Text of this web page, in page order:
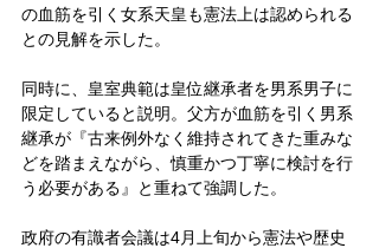
の血筋を引く女系天皇も憲法上は認められる
との見解を示した。
同時に、皇室典範は皇位継承者を男系男子に
限定していると説明。父方が血筋を引く男系
継承が『古来例外なく維持されてきた重みな
どを踏まえながら、慎重かつ丁寧に検討を行
う必要がある』と重ねて強調した。
政府の有識者会議は4月上旬から憲法や歴史